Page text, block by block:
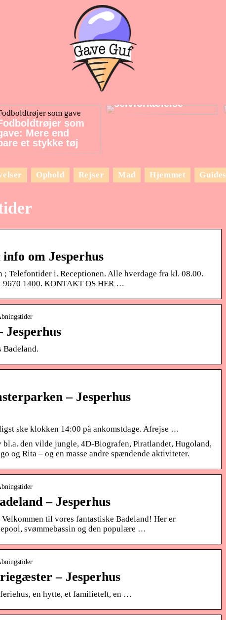
som
Mere end
et stykke tøj
selvforkælelse
Ophold Rejser Mad Hjemmet Guides
om Jesperhus
Telefontider i. Receptionen. Alle hverdage fra kl. 08.00.
1400. KONTAKT OS HER …
Jesperhus
– Jesperhus
ske klokken 14:00 på ankomstdage. Afrejse …
den vilde jungle, 4D-Biografen, Piratlandet, Hugoland,
og Rita – og en masse andre spændende aktiviteter.
– Jesperhus
til vores fantastiske Badeland! Her er
svømmebassin og den populære …
– Jesperhus
en hytte, et familietelt, en …